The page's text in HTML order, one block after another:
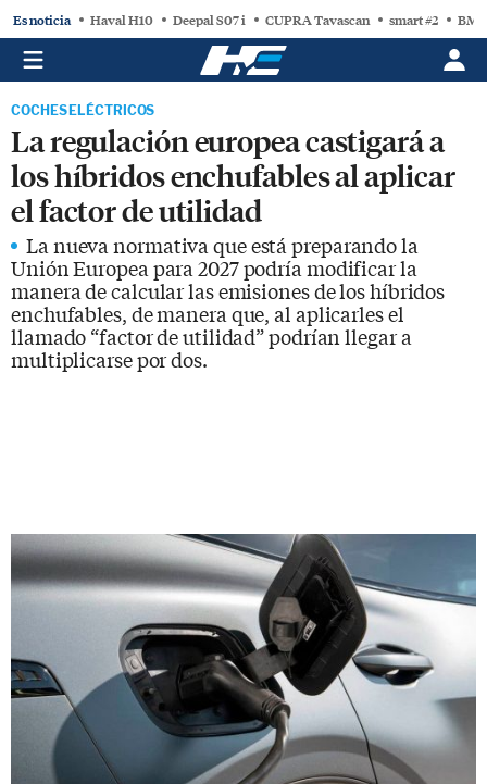
Es noticia Haval H10 Deepal S07 i CUPRA Tavascan smart #2
COCHES ELÉCTRICOS
La regulación europea castigará a
los híbridos enchufables al aplicar
el factor de utilidad
La nueva normativa que está preparando la
Unión Europea para 2027 podría modificar la
manera de calcular las emisiones de los híbridos
enchufables, de manera que, al aplicarles el
llamado “factor de utilidad” podrían llegar a
multiplicarse por dos.